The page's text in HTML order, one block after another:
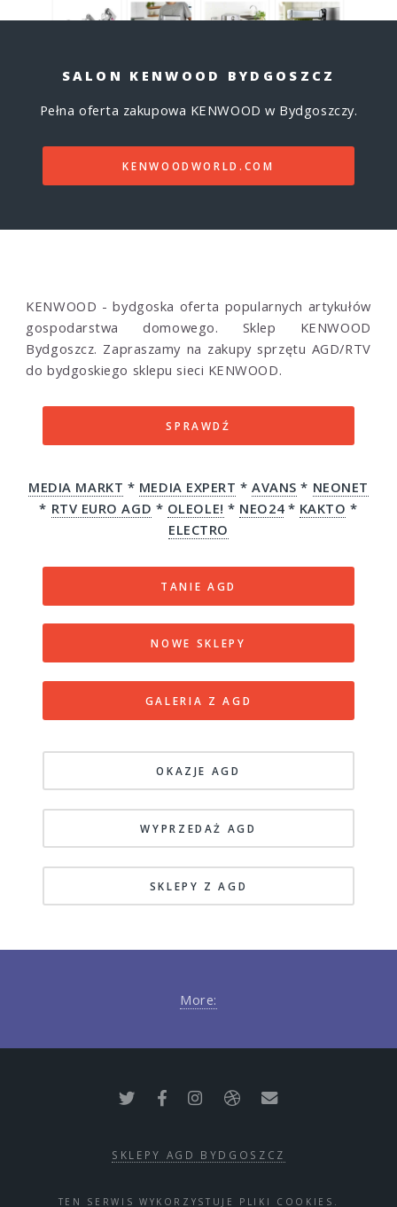
SALON KENWOOD BYDGOSZCZ
Pełna oferta zakupowa KENWOOD w Bydgoszczy.
KENWOODWORLD.COM
KENWOOD - bydgoska oferta popularnych artykułów
gospodarstwa domowego. Sklep KENWOOD
Bydgoszcz. Zapraszamy na zakupy sprzętu AGD/RTV
do bydgoskiego sklepu sieci KENWOOD.
SPRAWDŹ
MEDIA MARKT * MEDIA EXPERT *AVANS * NEONET
* RTV EURO AGD * OLEOLE! * NEO24* KAKTO *
ELECTRO
TANIE AGD
NOWE SKLEPY
GALERIA Z AGD
OKAZJE AGD
WYPRZEDAŻ AGD
SKLEPY Z AGD
More:
SKLEPY AGD BYDGOSZCZ
TEN SERWIS WYKORZYSTUJE PLIKI COOKIES.